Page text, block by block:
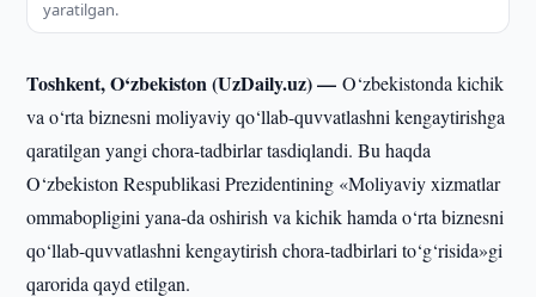
yaratilgan.
Toshkent, O‘zbekiston (UzDaily.uz) —O‘zbekistonda kichik
va o‘rta biznesni moliyaviy qo‘llab-quvvatlashni kengaytirishga
qaratilgan yangi chora-tadbirlar tasdiqlandi. Bu haqda
O‘zbekiston Respublikasi Prezidentining «Moliyaviy xizmatlar
ommabopligini yana-da oshirish va kichik hamda o‘rta biznesni
qo‘llab-quvvatlashni kengaytirish chora-tadbirlari to‘g‘risida»gi
qarorida qayd etilgan.